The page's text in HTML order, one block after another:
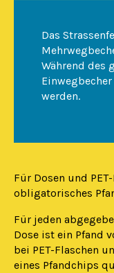
Das
Während des
werden.
Für Dosen und
obligatorisches
Für jeden
Dose ist ein Pfand
bei PET-Flaschen
eines Pfandchips